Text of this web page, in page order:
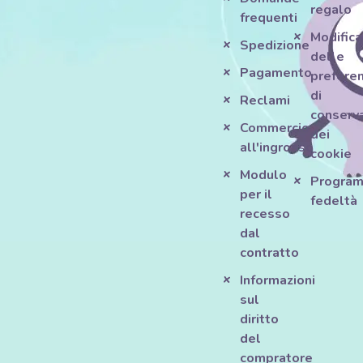
frequenti
Spedizione
Pagamento
Reclami
Commercio
all'ingrosso
Modulo
per il
recesso
dal
contratto
Informazioni
sul
diritto
del
compratore
regalo
Modifica
delle
di
dei
cookie
fedeltà